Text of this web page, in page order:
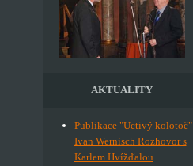
AKTUALITY
Publikace "Uctivý kolotoč"
Ivan Wernisch Rozhovor s
Karlem Hvížďalou